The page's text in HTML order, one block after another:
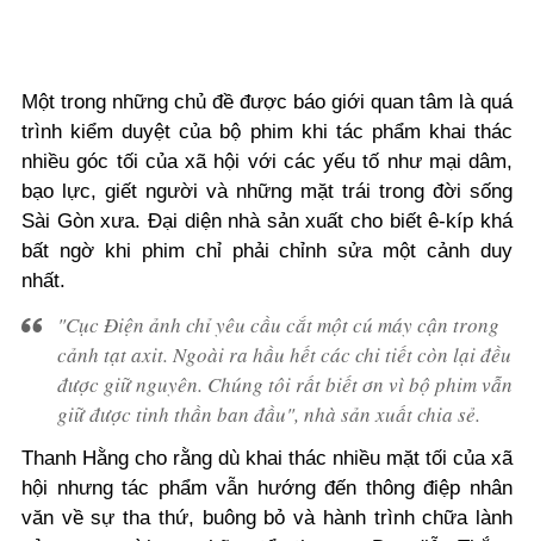
Một trong những chủ đề được báo giới quan tâm là quá
trình kiểm duyệt của bộ phim khi tác phẩm khai thác
nhiều góc tối của xã hội với các yếu tố như mại dâm,
bạo lực, giết người và những mặt trái trong đời sống
Sài Gòn xưa. Đại diện nhà sản xuất cho biết ê-kíp khá
bất ngờ khi phim chỉ phải chỉnh sửa một cảnh duy
nhất.
"Cục Điện ảnh chỉ yêu cầu cắt một cú máy cận trong
cảnh tạt axit. Ngoài ra hầu hết các chi tiết còn lại đều
được giữ nguyên. Chúng tôi rất biết ơn vì bộ phim vẫn
giữ được tinh thần ban đầu", nhà sản xuất chia sẻ.
Thanh Hằng cho rằng dù khai thác nhiều mặt tối của xã
hội nhưng tác phẩm vẫn hướng đến thông điệp nhân
văn về sự tha thứ, buông bỏ và hành trình chữa lành